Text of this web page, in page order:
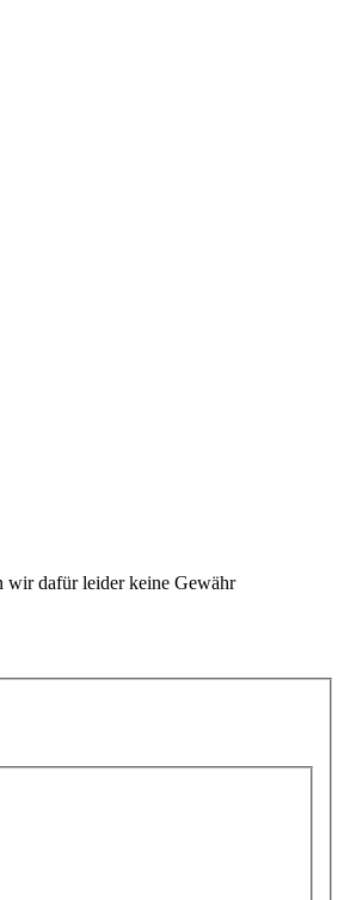
wir dafür leider keine Gewähr